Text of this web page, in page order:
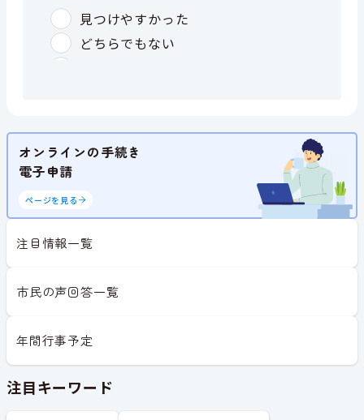
オンラインの手続き
電子申請
ページを見る
注目情報一覧
市民の声回答一覧
年間行事予定
注目キーワード